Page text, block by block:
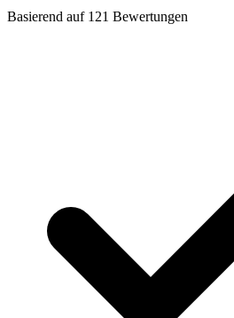
Basierend auf 121 Bewertungen